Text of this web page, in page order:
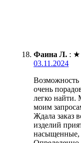
Фаина Л. : ★
03.11.2024
Возможность
очень
легко
моим
Ждала заказ
изделий
насыщенные,